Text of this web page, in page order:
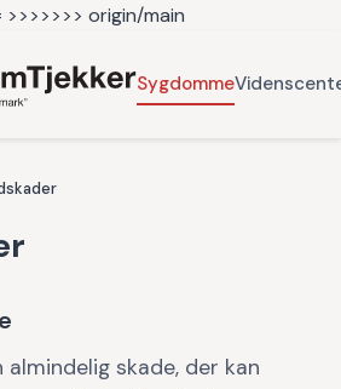
>>>>>>> origin/main
Sygdomme
almindelig skade, der kan